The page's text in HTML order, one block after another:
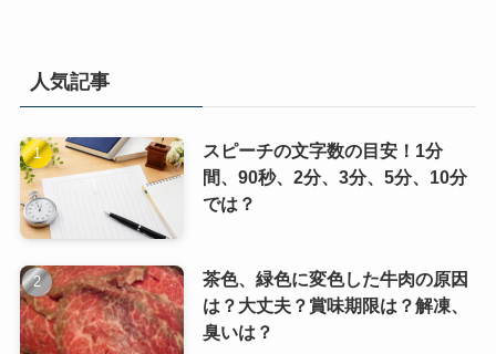
人気記事
スピーチの文字数の目安！1分
間、90秒、2分、3分、5分、10分
では？
茶色、緑色に変色した牛肉の原因
は？大丈夫？賞味期限は？解凍、
臭いは？